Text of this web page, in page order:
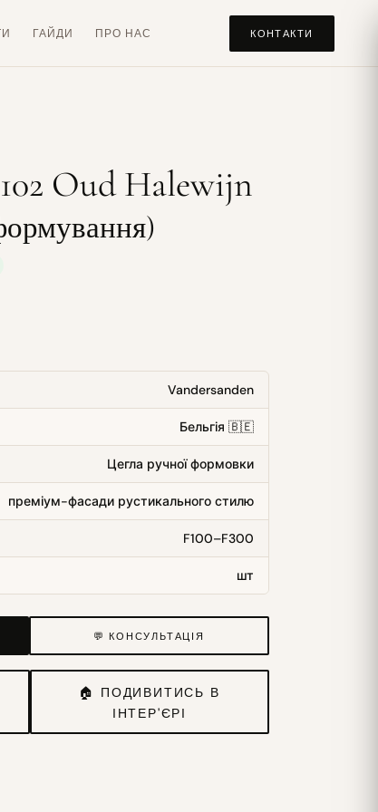
ГАЙДИ ПРО НАС КОНТАКТИ
Oud Halewijn
Vandersanden
Бельгія 🇧🇪
Цегла ручної формовки
преміум-фасади рустикального стилю
F100–F300
шт
💬 КОНСУЛЬТАЦІЯ
🏠 ПОДИВИТИСЬ В
ІНТЕР'ЄРІ